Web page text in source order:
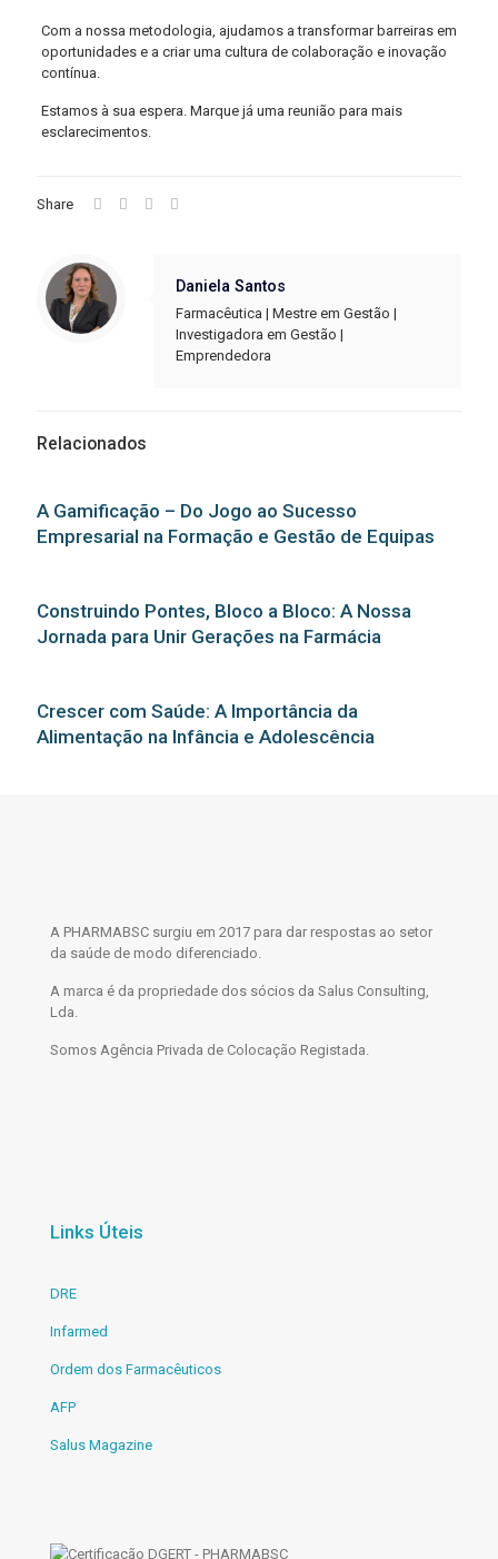
Com a nossa metodologia, ajudamos a transformar barreiras em
oportunidades e a criar uma cultura de colaboração e inovação
contínua.
Estamos à sua espera. Marque já uma reunião para mais
esclarecimentos.
Share
Daniela Santos
Farmacêutica | Mestre em Gestão |
Investigadora em Gestão |
Emprendedora
Relacionados
A Gamificação – Do Jogo ao Sucesso
Empresarial na Formação e Gestão de Equipas
Construindo Pontes, Bloco a Bloco: A Nossa
Jornada para Unir Gerações na Farmácia
Crescer com Saúde: A Importância da
Alimentação na Infância e Adolescência
A PHARMABSC surgiu em 2017 para dar respostas ao setor
da saúde de modo diferenciado.
A marca é da propriedade dos sócios da Salus Consulting,
Lda.
Somos Agência Privada de Colocação Registada.
Links Úteis
DRE
Infarmed
Ordem dos Farmacêuticos
AFP
Salus Magazine